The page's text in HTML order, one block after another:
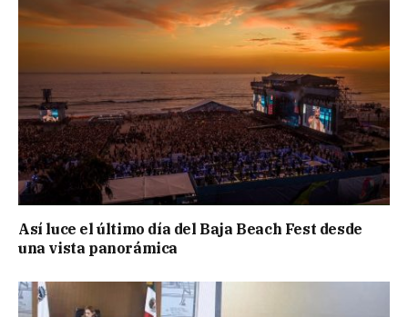
Así luce el último día del Baja Beach Fest desde
una vista panorámica